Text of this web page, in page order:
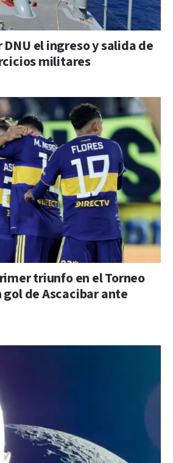
el ingreso y salida de
militares
triunfo en el Torneo
gol de Ascacibar ante